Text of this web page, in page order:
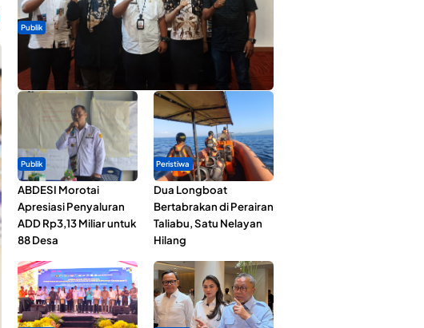
Publik
Dua Talenta Muda Ternate Wakili Maluku Utara di
Gita Bahana Nusantara 2026
Publik
ABDESI Morotai
Apresiasi Penyaluran
ADD Rp3,13 Miliar untuk
88 Desa
Peristiwa
Dua Longboat
Bertabrakan di Perairan
Taliabu, Satu Nelayan
Hilang